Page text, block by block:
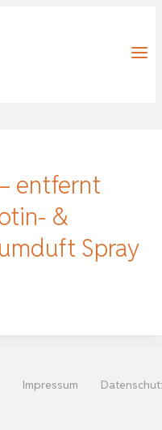
entfernt
&
Spray
Impressum